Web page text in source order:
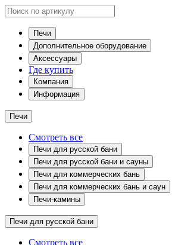
Печи
Дополнительное оборудование
Аксессуары
Где купить
Компания
Информация
Печи
Смотреть все
Печи для русской бани
Печи для русской бани и сауны
Печи для коммерческих бань
Печи для коммерческих бань и саун
Печи-камины
Печи для русской бани
Смотреть все